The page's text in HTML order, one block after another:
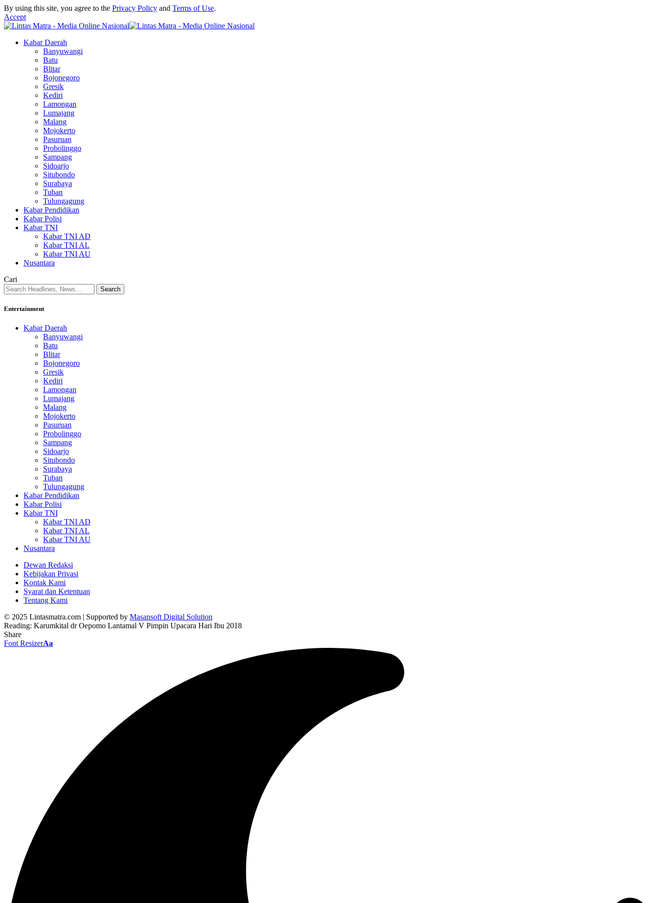
By using this site, you agree to the Privacy Policy and Terms of Use.
Accept
Kabar Daerah
Banyuwangi
Batu
Blitar
Bojonegoro
Gresik
Kediri
Lamongan
Lumajang
Malang
Mojokerto
Pasuruan
Probolinggo
Sampang
Sidoarjo
Situbondo
Surabaya
Tuban
Tulungagung
Kabar Pendidikan
Kabar Polisi
Kabar TNI
Kabar TNI AD
Kabar TNI AL
Kabar TNI AU
Nusantara
Cari
Entertainment
Kabar Daerah
Banyuwangi
Batu
Blitar
Bojonegoro
Gresik
Kediri
Lamongan
Lumajang
Malang
Mojokerto
Pasuruan
Probolinggo
Sampang
Sidoarjo
Situbondo
Surabaya
Tuban
Tulungagung
Kabar Pendidikan
Kabar Polisi
Kabar TNI
Kabar TNI AD
Kabar TNI AL
Kabar TNI AU
Nusantara
Dewan Redaksi
Kebijakan Privasi
Kontak Kami
Syarat dan Ketentuan
Tentang Kami
© 2025 Lintasmatra.com | Supported by Masansoft Digital Solution
Reading: Karumkital dr Oepomo Lantamal V Pimpin Upacara Hari Ibu 2018
Share
Font ResizerAa